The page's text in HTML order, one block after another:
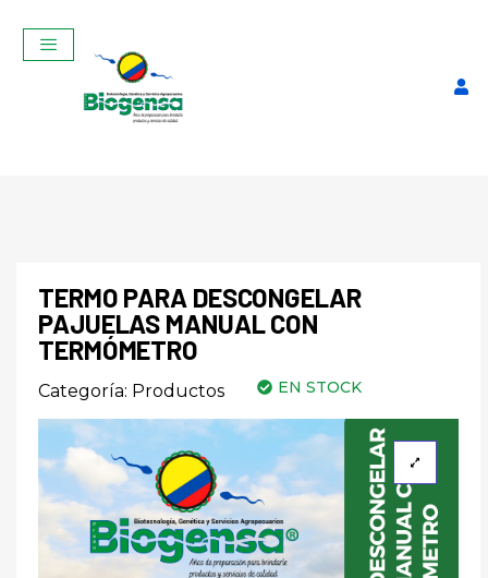
TERMO PARA DESCONGELAR
PAJUELAS MANUAL CON
TERMÓMETRO
Categoría: Productos EN STOCK
Curso Teórico-Práctico De
Inseminación Artificial En
Bovinos Febrero 2026
$320,00 ADD